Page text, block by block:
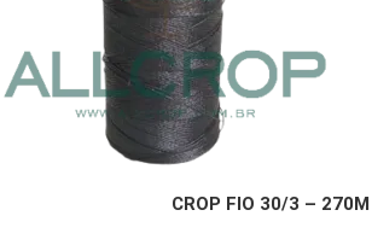
CROP FIO 30/3 – 270M